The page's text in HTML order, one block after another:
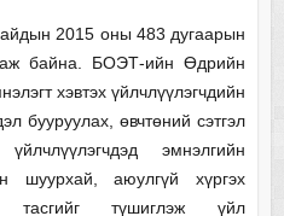
2015 оны 483 дугаарын
байна. БОЭТ-ийн Өдрийн
хэвтэх үйлчлүүлэгчдийн
бууруулах, өвчтөний сэтгэл
эмнэлгийн
шуурхай, аюулгүй хүргэх
тасгийг түшиглэж үйл